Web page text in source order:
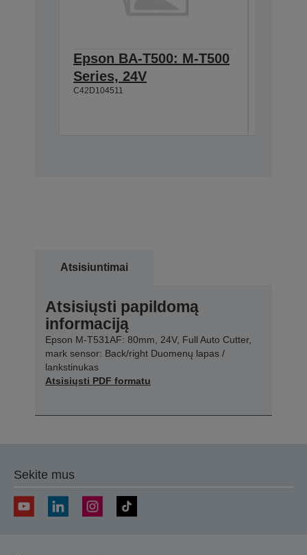
Epson BA-T500: M-T500
Series, 24V
C42D104511
Atsisiuntimai
Atsisiųsti papildomą
informaciją
Epson M-T531AF: 80mm, 24V, Full Auto Cutter,
mark sensor: Back/right Duomenų lapas /
lankstinukas
Atsisiųsti PDF formatu
Sekite mus